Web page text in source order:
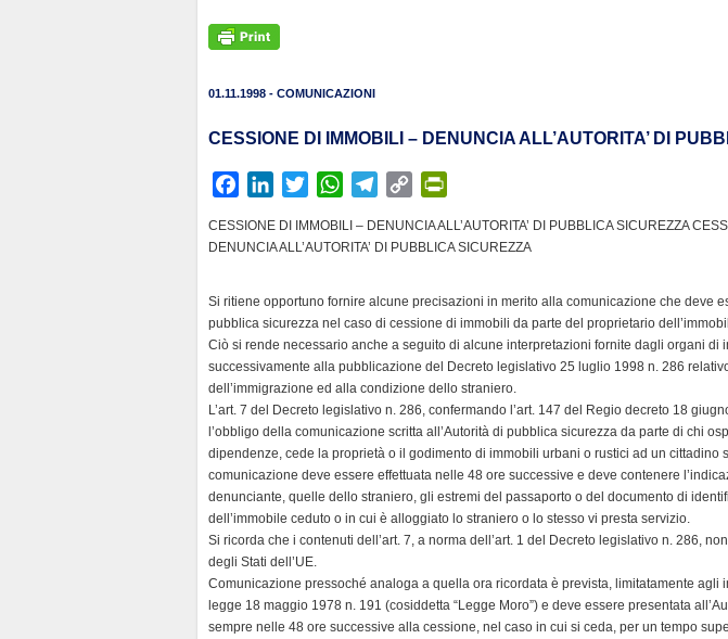
01.11.1998 - COMUNICAZIONI
CESSIONE DI IMMOBILI – DENUNCIA ALL’AUTORITA’ DI
c
o
o
k
n
d
I
n
i
r
W
a
p
p
l
r
a
m
C
p
i
n
k
i
F
r
i
e
n
l
y
CESSIONE DI IMMOBILI – DENUNCIA ALL’AUTORITA’ DI PUBBLICA SICUREZZA
DENUNCIA ALL’AUTORITA’ DI PUBBLICA SICUREZZA
Si ritiene opportuno fornire alcune precisazioni in merito alla comunicazione che deve
pubblica sicurezza nel caso di cessione di immobili da parte del proprietario
Ciò si rende necessario anche a seguito di alcune interpretazioni fornite dagli organi di
successivamente alla pubblicazione del Decreto legislativo 25 luglio 1998 n. 286
dell’immigrazione ed alla condizione dello straniero.
L’art. 7 del Decreto legislativo n. 286, confermando l’art. 147 del Regio decreto 18
l’obbligo della comunicazione scritta all’Autorità di pubblica sicurezza da parte di chi
dipendenze, cede la proprietà o il godimento di immobili urbani o rustici ad un cittadino
comunicazione deve essere effettuata nelle 48 ore successive e deve contenere
denunciante, quelle dello straniero, gli estremi del passaporto o del documento di
dell’immobile ceduto o in cui è alloggiato lo straniero o lo stesso vi presta servizio.
Si ricorda che i contenuti dell’art. 7, a norma dell’art. 1 del Decreto legislativo n. 286,
degli Stati dell’UE.
Comunicazione pressoché analoga a quella ora ricordata è prevista, limitatamente agli
legge 18 maggio 1978 n. 191 (cosiddetta “Legge Moro”) e deve essere presentata
sempre nelle 48 ore successive alla cessione, nel caso in cui si ceda, per un tempo